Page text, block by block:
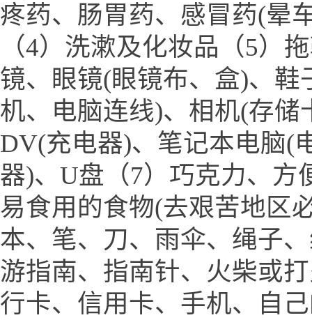
疼药、肠胃药、感冒药(晕
（4）洗漱及化妆品（5）
镜、眼镜(眼镜布、盒)、
机、电脑连线)、相机(存
DV(充电器)、笔记本电脑(
器)、U盘（7）巧克力、方
易食用的食物(去艰苦地区
本、笔、刀、雨伞、绳子
游指南、指南针、火柴或
行卡、信用卡、手机、自